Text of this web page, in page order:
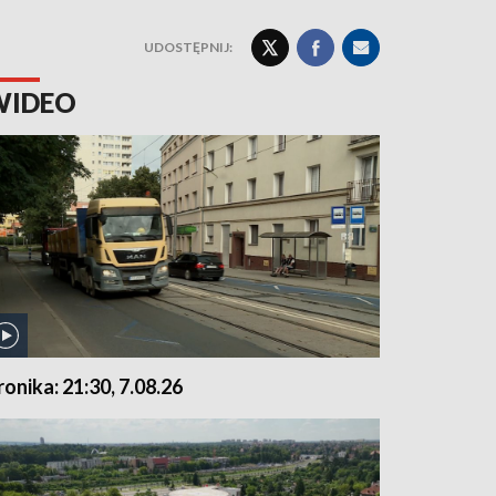
UDOSTĘPNIJ:
21:30, 7.08.26